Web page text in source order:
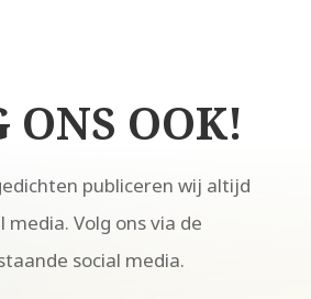
ONS OOK!
publiceren wij altijd
media. Volg ons via de
social media.